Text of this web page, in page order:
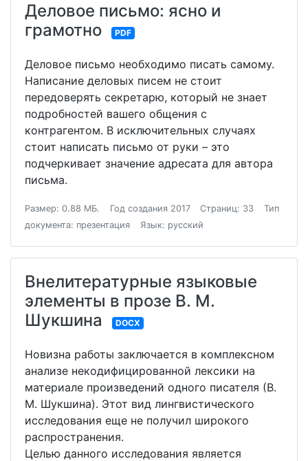
Деловое письмо: ясно и
грамотно
PDF
Деловое письмо необходимо писать самому.
Написание деловых писем не стоит
передоверять секретарю, который не знает
подробностей вашего общения с
контрагентом. В исключительных случаях
стоит написать письмо от руки – это
подчеркивает значение адресата для автора
письма.
Размер: 0.88 МБ. Год создания 2017 Страниц: 33
Тип
документа: презентация
Язык: русский
Внелитературные языковые
элементы в прозе В. М.
Шукшина
DOCX
Новизна работы заключается в комплексном
анализе некодифицированной лексики на
материале произведений одного писателя (В.
М. Шукшина). Этот вид лингвистического
исследования еще не получил широкого
распространения.
Целью данного исследования является